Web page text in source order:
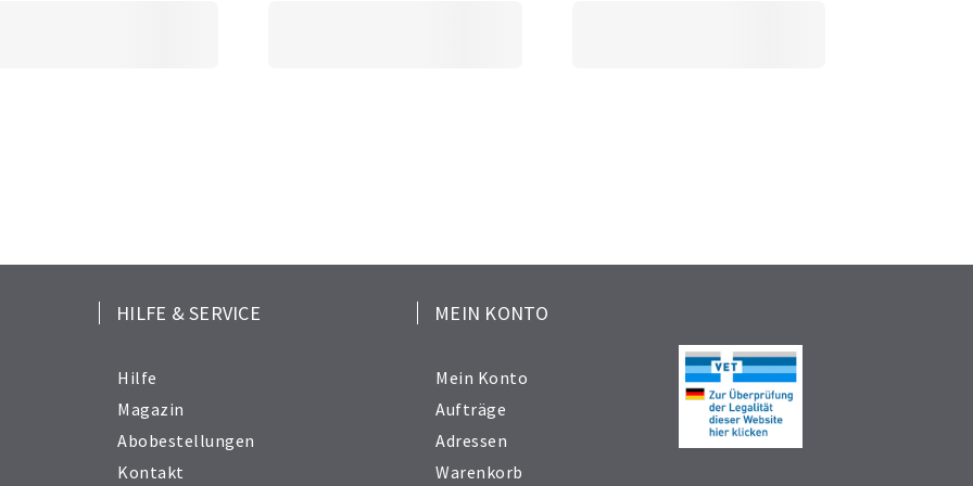
HILFE & SERVICE
Hilfe
Magazin
Abobestellungen
Kontakt
MEIN KONTO
Mein Konto
Aufträge
Adressen
Warenkorb